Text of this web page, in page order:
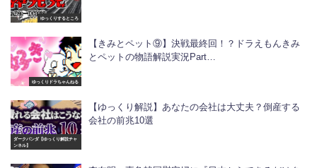
ゆっくりするところ
ゆっくりドラちゃんねる
【きみとペット⑨】決戦最終回！？ドラえもんきみ
とペットの物語解説実況Part…
ダークパンダ【ゆっくり解説チャ
ンネル】
【ゆっくり解説】あなたの会社は大丈夫？倒産する
会社の前兆10選